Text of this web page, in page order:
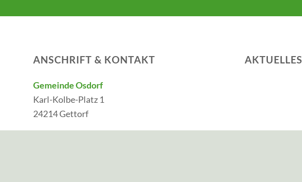
ANSCHRIFT & KONTAKT
Gemeinde Osdorf
Karl-Kolbe-Platz 1
24214 Gettorf
AKTUELLES